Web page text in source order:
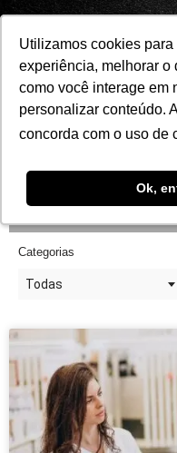
Utilizamos cookies
experiência, melhorar o
como você interage em
personalizar conteúdo.
concorda com o uso de
Ok,
Utilizamos cookies
experiência, melhorar o
como você interage em
personalizar conteúdo.
concorda com o uso de
Ok,
Pular
para
o
conteúdo
Categorias
Todas